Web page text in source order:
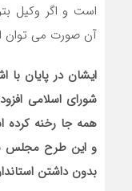
است و اگر وکیل
آن صورت می توان
ایشان در پایان
شورای اسلامی
همه جا رخنه
و این طرح مجلس
بدون داشتن